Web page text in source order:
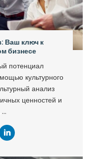
Ваш ключ к
бизнесе
потенциал
культурного
анализ
ценностей и